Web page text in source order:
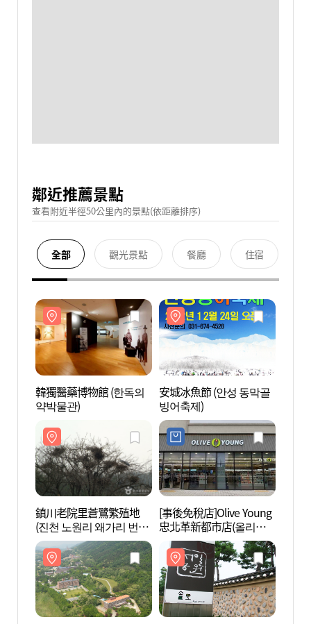
鄰近推薦景點
查看附近半徑50公里內的景點(依距離排序)
全部 觀光景點 餐廳 住宿
韓獨醫藥博物館 (한독의
약박물관)
安城冰魚節 (안성 동막골
빙어축제)
鎮川老院里蒼鷺繁殖地
(진천 노원리 왜가리 번식
지)
[事後免稅店]Olive Young
忠北革新都市店(올리브
영 충북혁신도시점)